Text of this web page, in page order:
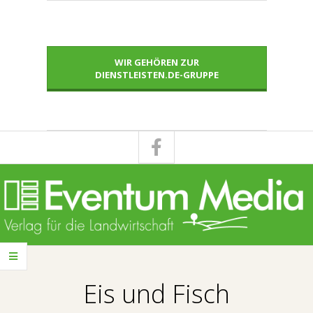
WIR GEHÖREN ZUR
DIENSTLEISTEN.DE-GRUPPE
E
Primary
Navigation
Eis und Fisch